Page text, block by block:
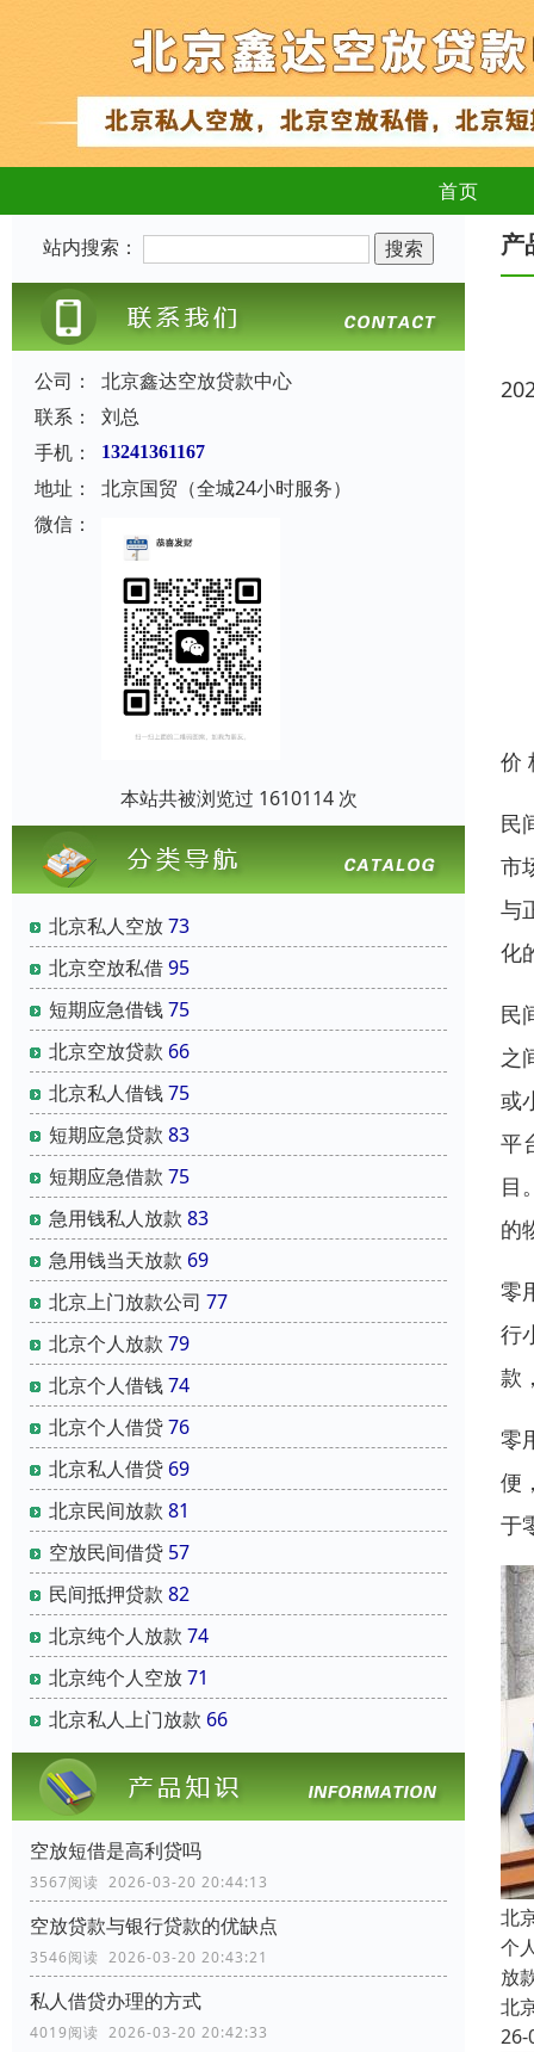
首页
站内搜索：
公司：
北京鑫达空放贷款中心
联系：
刘总
手机：
13241361167
地址：
北京国贸（全城24小时服务）
微信：
本站共被浏览过 1610114 次
北京私人空放73
北京空放私借95
短期应急借钱75
北京空放贷款 66
北京私人借钱75
短期应急贷款 83
短期应急借款 75
急用钱私人放款 83
急用钱当天放款 69
北京上门放款公司 77
北京个人放款 79
北京个人借钱74
北京个人借贷76
北京私人借贷 69
北京民间放款 81
空放民间借贷 57
民间抵押贷款 82
北京纯个人放款 74
北京纯个人空放71
北京私人上门放款 66
空放短借是高利贷吗
3567阅读 2026-03-20 20:44:13
空放贷款与银行贷款的优缺点
3546阅读 2026-03-20 20:43:21
私人借贷办理的方式
4019阅读 2026-03-20 20:42:33
产
价
民
市
与
化
民
之
或
平
目
的
零
行
款
零
便
于
北
个
放
北
26-